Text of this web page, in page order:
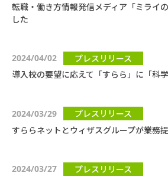
転職・働き方情報発信メディア「ミライ
した
2024/04/02
プレスリリース
導入校の要望に応えて「すらら」に「科
2024/03/29
プレスリリース
すららネットとウィザスグループが業務
2024/03/27
プレスリリース